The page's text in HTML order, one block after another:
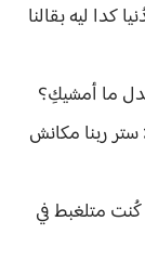
كدا ليه بقالنا
ما أمشيكِ؟
ربنا مكانش
كُنت متلغبط في